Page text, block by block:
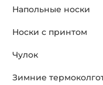
Напольные носки
Носки с принтом
Чулок
Зимние